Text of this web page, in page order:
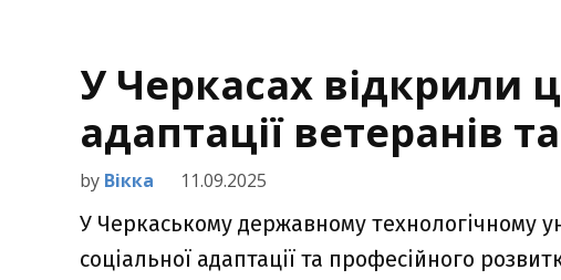
У Черкасах відкрили
адаптації ветеранів
by Вікка 11.09.2025
У Черкаському державному технологічному
соціальної адаптації та професійного